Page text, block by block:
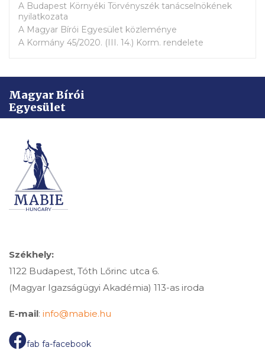
A Budapest Környéki Törvényszék tanácselnökének
nyilatkozata
A Magyar Bírói Egyesület közleménye
A Kormány 45/2020. (III. 14.) Korm. rendelete
Magyar Bírói
Egyesület
Székhely:
1122 Budapest, Tóth Lőrinc utca 6.
(Magyar Igazságügyi Akadémia) 113-as iroda
E-mail: info@mabie.hu
fab fa-facebook